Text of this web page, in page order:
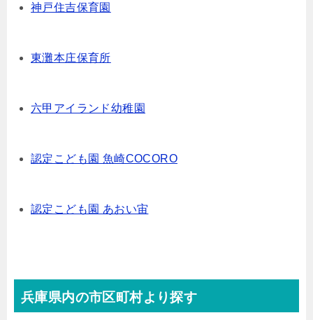
神戸住吉保育園
東灘本庄保育所
六甲アイランド幼稚園
認定こども園 魚崎COCORO
認定こども園 あおい宙
兵庫県内の市区町村より探す